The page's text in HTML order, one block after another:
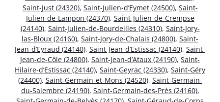
Saint-Just (24320), Saint-Julien-d’Eymet (24500), Saint-
Julien-de-Lampon (24370), Saint-Julien-de-Crempse
(24140), Saint-Julien-de-Bourdeilles (24310), Saint-Jory-
las-Bloux (24160), Saint-Jory-de-Chalais (24800), Saint-
Jean-d’Eyraud (24140), Saint-Jean-d’Estissac (24140), Saint-
Jean-de-Côle (24800), Saint-Jean-d’Ataux (24190), Saint-
Hilaire-d’Estissac (24140), Saint-Geyrac (24330), Saint-Géry
(24400), Saint-Germain-et-Mons (24520), Saint-Germain-
du-Salembre (24190), Saint-Germain-des-Prés (24160),